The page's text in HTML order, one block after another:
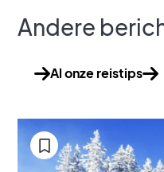
Andere
Al onze reistips